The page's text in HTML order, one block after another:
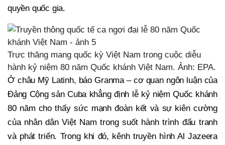
quyền quốc gia.
Trực thăng mang quốc kỳ Việt Nam trong cuộc diễu
hành kỷ niệm 80 năm Quốc khánh Việt Nam. Ảnh: EPA.
Ở châu Mỹ Latinh, báo Granma – cơ quan ngôn luận của
Đảng Cộng sản Cuba khẳng định lễ kỷ niệm Quốc khánh
80 năm cho thấy sức mạnh đoàn kết và sự kiên cường
của nhân dân Việt Nam trong suốt hành trình đấu tranh
và phát triển. Trong khi đó, kênh truyền hình Al Jazeera